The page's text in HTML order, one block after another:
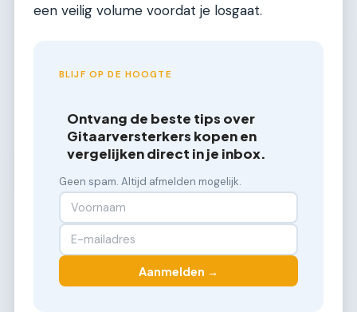
een veilig volume voordat je losgaat.
BLIJF OP DE HOOGTE
Ontvang de beste tips over
Gitaarversterkers kopen en
vergelijken direct in je inbox.
Geen spam. Altijd afmelden mogelijk.
Aanmelden →